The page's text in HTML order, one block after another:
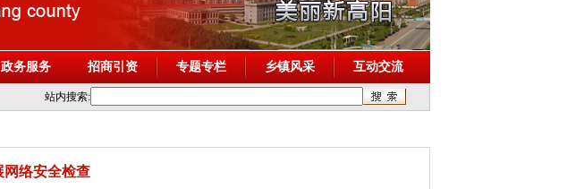
政务服务 招商引资 专题专栏 乡镇风采 互动交流
站内搜索:
网络安全检查